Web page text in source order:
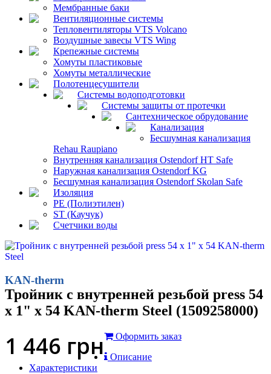
Мембранные баки
Вентиляционные системы
Тепловентиляторы VTS Volcano
Воздушные завесы VTS Wing
Крепежные системы
Хомуты пластиковые
Хомуты металлические
Полотенцесушители
Системы водоподготовки
Системы защиты от протечки
Сантехническое обрудование
Канализация
Бесшумная канализация
Rehau Raupiano
Внутренняя канализация Ostendorf HT Safe
Наружная канализация Ostendorf KG
Бесшумная канализация Ostendorf Skolan Safe
Изоляция
PE (Полиэтилен)
ST (Каучук)
Счетчики воды
KAN-therm
Тройник с внутренней резьбой press 54
x 1" x 54 KAN-therm Steel (1509258000)
1 446 грн
Оформить заказ
Описание
Характеристики